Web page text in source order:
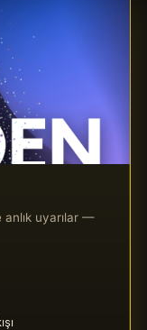
anlık uyarılar —